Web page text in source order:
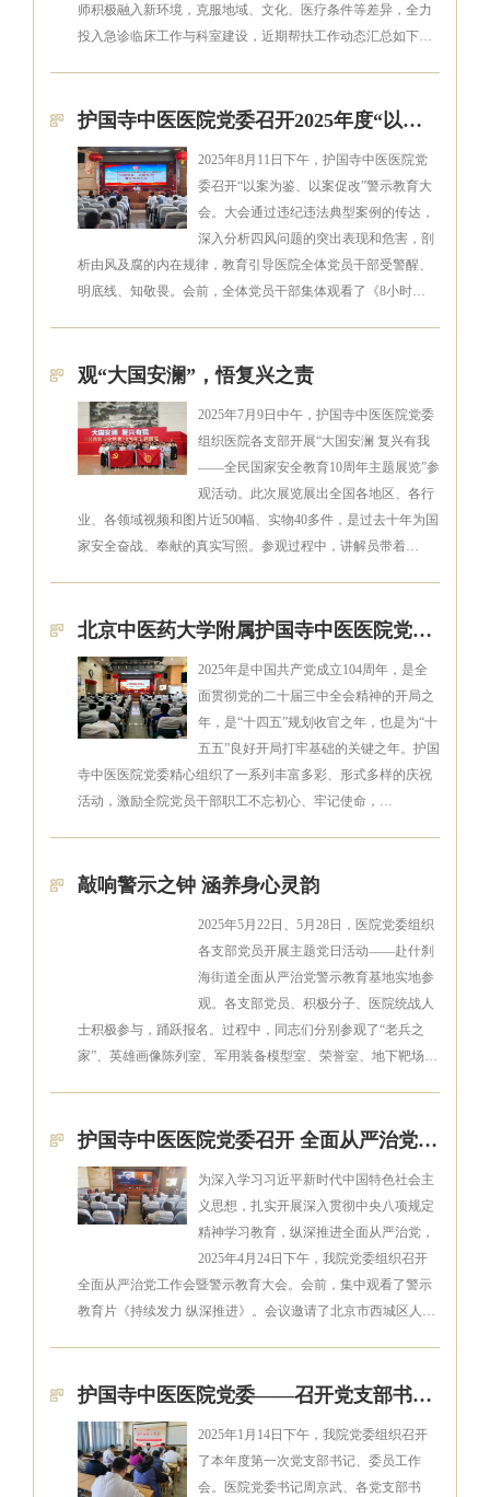
师积极融入新环境，克服地域、文化、医疗条件等差异，全力
投入急诊临床工作与科室建设，近期帮扶工作动态汇总如下…
护国寺中医医院党委召开2025年度“以案为鉴、以案促改”警示教育大会
2025年8月11日下午，护国寺中医医院党
委召开“以案为鉴、以案促改”警示教育大
会。大会通过违纪违法典型案例的传达，
深入分析四风问题的突出表现和危害，剖
析由风及腐的内在规律，教育引导医院全体党员干部受警醒、
明底线、知敬畏。会前，全体党员干部集体观看了《8小时…
观“大国安澜”，悟复兴之责
2025年7月9日中午，护国寺中医医院党委
组织医院各支部开展“大国安澜 复兴有我
——全民国家安全教育10周年主题展览”参
观活动。此次展览展出全国各地区、各行
业、各领域视频和图片近500幅、实物40多件，是过去十年为国
家安全奋战、奉献的真实写照。参观过程中，讲解员带着…
北京中医药大学附属护国寺中医医院党委开展庆祝建党104周年系列活动
2025年是中国共产党成立104周年，是全
面贯彻党的二十届三中全会精神的开局之
年，是“十四五”规划收官之年，也是为“十
五五”良好开局打牢基础的关键之年。护国
寺中医医院党委精心组织了一系列丰富多彩、形式多样的庆祝
活动，激励全院党员干部职工不忘初心、牢记使命，…
敲响警示之钟 涵养身心灵韵
2025年5月22日、5月28日，医院党委组织
各支部党员开展主题党日活动——赴什刹
海街道全面从严治党警示教育基地实地参
观。各支部党员、积极分子、医院统战人
士积极参与，踊跃报名。过程中，同志们分别参观了“老兵之
家”、英雄画像陈列室、军用装备模型室、荣誉室、地下靶场…
护国寺中医医院党委召开 全面从严治党工作会暨警示教育大会
为深入学习习近平新时代中国特色社会主
义思想，扎实开展深入贯彻中央八项规定
精神学习教育，纵深推进全面从严治党，
2025年4月24日下午，我院党委组织召开
全面从严治党工作会暨警示教育大会。会前，集中观看了警示
教育片《持续发力 纵深推进》。会议邀请了北京市西城区人…
护国寺中医医院党委——召开党支部书记、委员工作会
2025年1月14日下午，我院党委组织召开
了本年度第一次党支部书记、委员工作
会。医院党委书记周京武、各党支部书